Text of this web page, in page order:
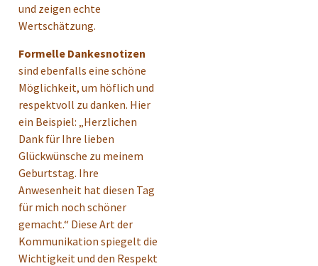
und zeigen echte
Wertschätzung.
Formelle Dankesnotizen
sind ebenfalls eine schöne
Möglichkeit, um höflich und
respektvoll zu danken. Hier
ein Beispiel: „Herzlichen
Dank für Ihre lieben
Glückwünsche zu meinem
Geburtstag. Ihre
Anwesenheit hat diesen Tag
für mich noch schöner
gemacht.“ Diese Art der
Kommunikation spiegelt die
Wichtigkeit und den Respekt